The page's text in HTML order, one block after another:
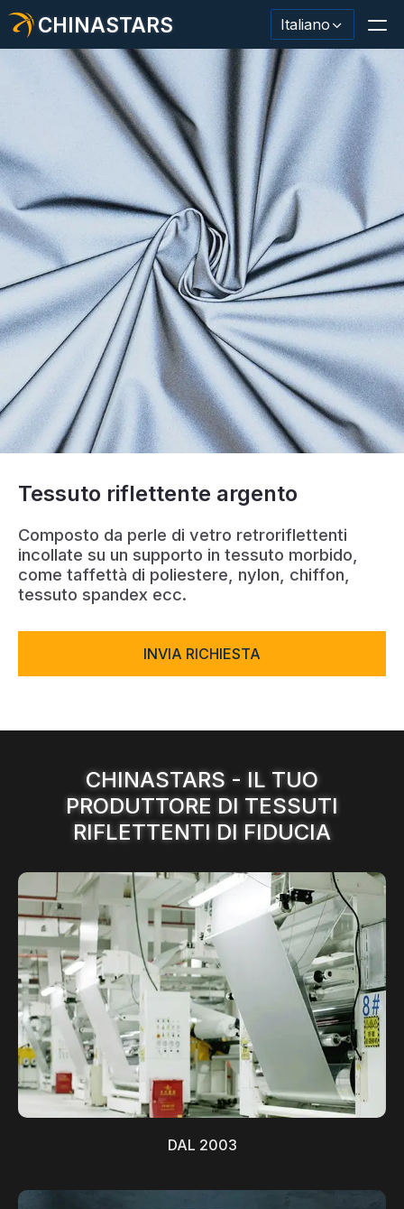
CHINASTARS Italiano
Materiale/nastro riflettente
Tessuto riflettente alla moda
Abbigliamento di sicurezza
Materiale che si illumina al buio
Lavaggio industriale Trim
Informazioni su CHINASTARS
Nuovo prodotto
Certificato
Catalogare
Video
Contatto
Tessuto riflettente argento
Composto da perle di vetro retroriflettenti
incollate su un supporto in tessuto morbido,
come taffettà di poliestere, nylon, chiffon,
tessuto spandex ecc.
INVIA RICHIESTA
CHINASTARS - IL TUO
PRODUTTORE DI TESSUTI
RIFLETTENTI DI FIDUCIA
DAL 2003